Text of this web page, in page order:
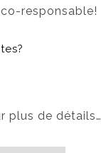
responsable!
plus de détails…